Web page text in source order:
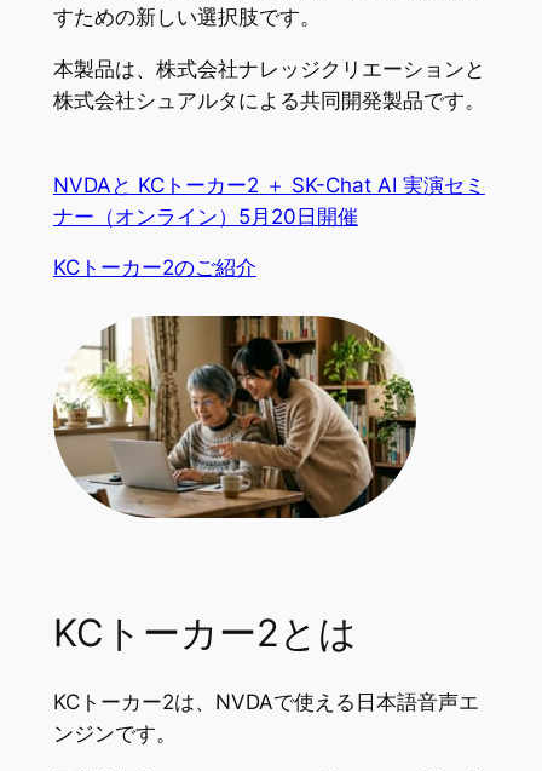
すための新しい選択肢です。
本製品は、株式会社ナレッジクリエーションと
株式会社シュアルタによる共同開発製品です。
NVDAと KCトーカー2 ＋ SK-Chat AI 実演セミ
ナー（オンライン）5月20日開催
KCトーカー2のご紹介
KCトーカー2とは
KCトーカー2は、NVDAで使える日本語音声エ
ンジンです。